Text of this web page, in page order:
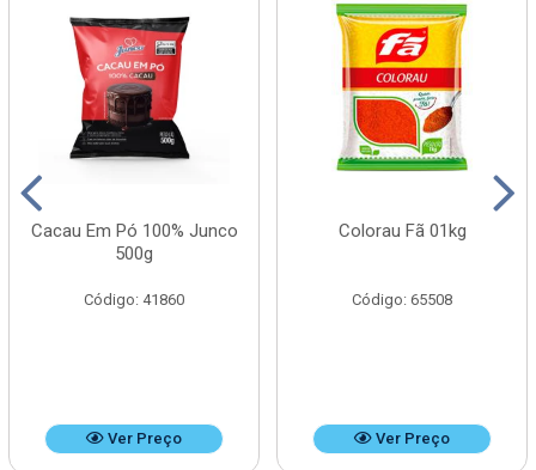
Cacau Em Pó 100% Junco
500g
Código: 41860
Ver Preço
Colorau Fã 01kg
Código: 65508
Ver Preço